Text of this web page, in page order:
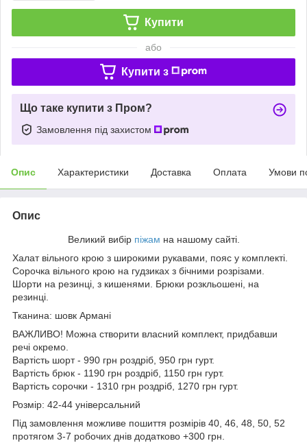
Купити
або
Купити з
Що таке купити з Пром?
Замовлення під захистом
Опис Характеристики Доставка Оплата Умови
Опис
Великий вибір піжам на нашому сайті.
Халат вільного крою з широкими рукавами, пояс у комплекті.
Сорочка вільного крою на гудзиках з бічними розрізами.
Шорти на резинці, з кишенями. Брюки розкльошені, на
резинці.
Тканина: шовк Армані
ВАЖЛИВО! Можна створити власний комплект, придбавши
речі окремо.
Вартість шорт - 990 грн роздріб, 950 грн гурт.
Вартість брюк - 1190 грн роздріб, 1150 грн гурт.
Вартість сорочки - 1310 грн роздріб, 1270 грн гурт.
Розмір: 42-44 універсальний
Під замовлення можливе пошиття розмірів 40, 46, 48, 50, 52
протягом 3-7 робочих днів додатково +300 грн.